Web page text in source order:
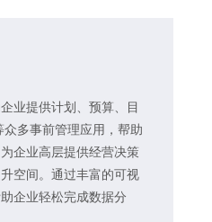
业提供计划、预算、目
多事前管理应用，帮助
企业高层提供经营决策
空间。通过丰富的可视
企业轻松完成数据分